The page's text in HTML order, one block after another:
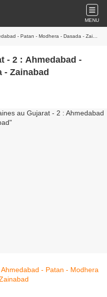
MENU
- Patan - Modhera - Dasada - Zainabad
- 2 : Ahmedabad -
- Zainabad